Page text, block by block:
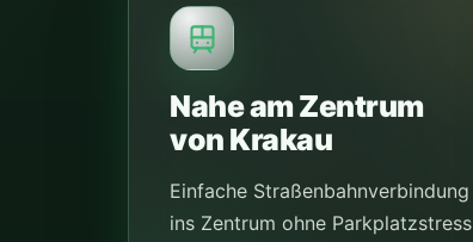
Nahe am Zentrum
von Krakau
Einfache Straßenbahnverbindung
ins Zentrum ohne Parkplatzstress